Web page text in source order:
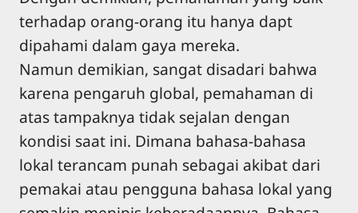
terhadap orang-orang itu hanya dapt
dipahami dalam gaya mereka.
Namun demikian, sangat disadari bahwa
karena pengaruh global, pemahaman di
atas tampaknya tidak sejalan dengan
kondisi saat ini. Dimana bahasa-bahasa
lokal terancam punah sebagai akibat dari
pemakai atau pengguna bahasa lokal yang